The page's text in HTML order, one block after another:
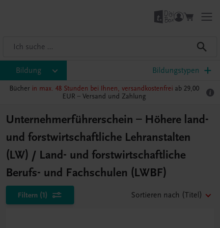
Bildung Bildungstypen
Bücher in max. 48 Stunden bei Ihnen, versandkostenfrei ab 29,00
EUR – Versand und Zahlung
Unternehmerführerschein – Höhere land-
und forstwirtschaftliche Lehranstalten
(LW) / Land- und forstwirtschaftliche
Berufs- und Fachschulen (LWBF)
Filtern (1) Sortieren nach (Titel)